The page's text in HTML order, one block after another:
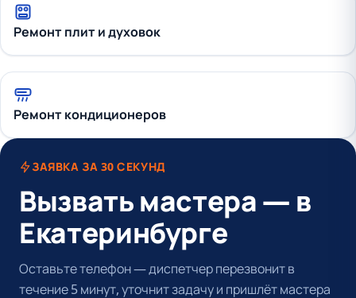
Ремонт плит и духовок
Ремонт кондиционеров
ЗАЯВКА ЗА 30 СЕКУНД
Вызвать мастера — в
Екатеринбурге
Оставьте телефон — диспетчер перезвонит в
течение 5 минут, уточнит задачу и пришлёт мастера